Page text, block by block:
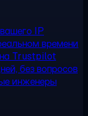
IP
времени
Trustpilot
без вопросов
инженеры